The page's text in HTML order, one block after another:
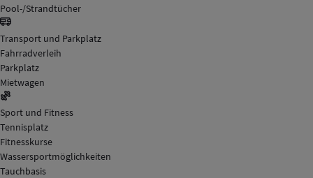
Pool-/Strandtücher
Transport und Parkplatz
Fahrradverleih
Parkplatz
Mietwagen
Sport und Fitness
Tennisplatz
Fitnesskurse
Wassersportmöglichkeiten
Tauchbasis